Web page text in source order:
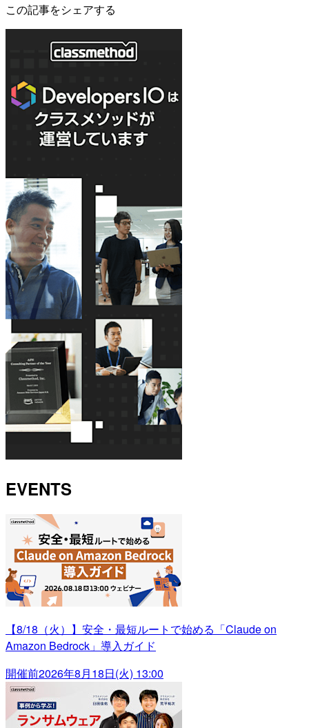
この記事をシェアする
EVENTS
【8/18（火）】安全・最短ルートで始める「Claude on
Amazon Bedrock」導入ガイド
開催前2026年8月18日(火) 13:00